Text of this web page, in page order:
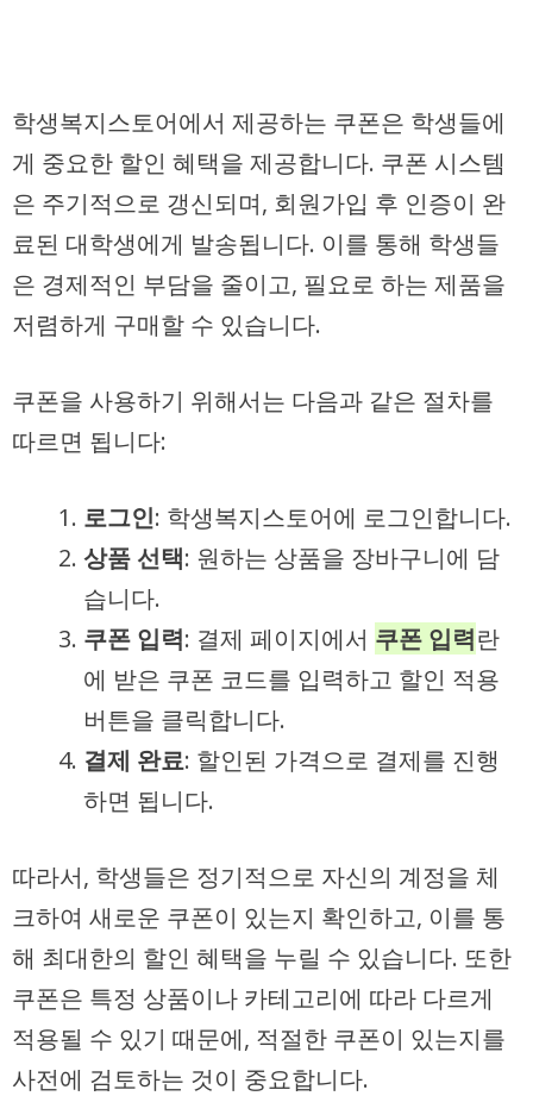
학생복지스토어에서 제공하는 쿠폰은 학생들에
게 중요한 할인 혜택을 제공합니다. 쿠폰 시스템
은 주기적으로 갱신되며, 회원가입 후 인증이 완
료된 대학생에게 발송됩니다. 이를 통해 학생들
은 경제적인 부담을 줄이고, 필요로 하는 제품을
저렴하게 구매할 수 있습니다.
쿠폰을 사용하기 위해서는 다음과 같은 절차를
따르면 됩니다:
로그인: 학생복지스토어에 로그인합니다.
상품 선택: 원하는 상품을 장바구니에 담
습니다.
쿠폰 입력: 결제 페이지에서 쿠폰 입력란
에 받은 쿠폰 코드를 입력하고 할인 적용
버튼을 클릭합니다.
결제 완료: 할인된 가격으로 결제를 진행
하면 됩니다.
따라서, 학생들은 정기적으로 자신의 계정을 체
크하여 새로운 쿠폰이 있는지 확인하고, 이를 통
해 최대한의 할인 혜택을 누릴 수 있습니다. 또한
쿠폰은 특정 상품이나 카테고리에 따라 다르게
적용될 수 있기 때문에, 적절한 쿠폰이 있는지를
사전에 검토하는 것이 중요합니다.